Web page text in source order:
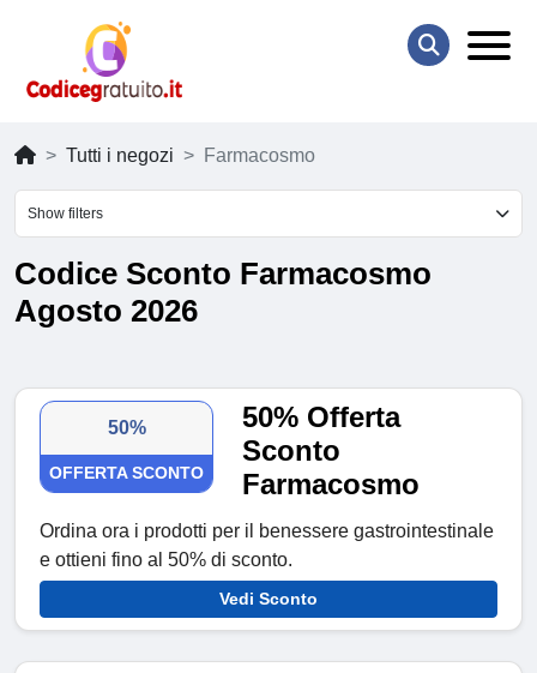
Tutti i negozi Farmacosmo
Show filters
Codice Sconto Farmacosmo
Agosto 2026
50%
OFFERTA SCONTO
50% Offerta
Sconto
Farmacosmo
Ordina ora i prodotti per il benessere gastrointestinale
e ottieni fino al 50% di sconto.
Vedi Sconto